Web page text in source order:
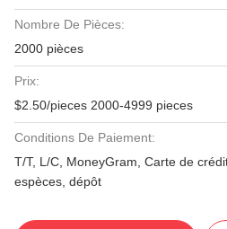
Nombre De Pièces:
2000 pièces
Prix:
$2.50/pieces 2000-4999 pieces
Conditions De Paiement:
T/T, L/C, MoneyGram, Carte de
espèces, dépôt